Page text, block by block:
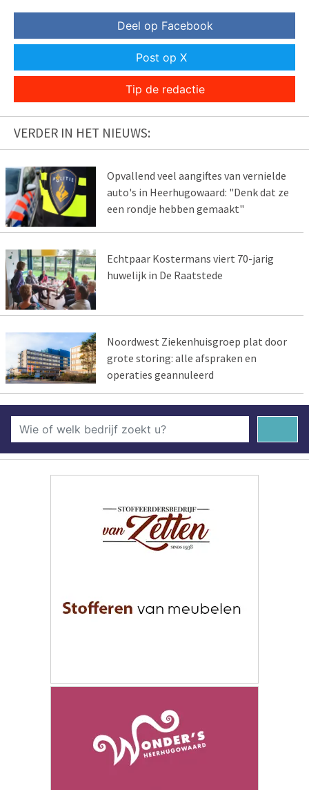
Deel op Facebook
Post op X
Tip de redactie
VERDER IN HET NIEUWS:
Opvallend veel aangiftes van vernielde
auto's in Heerhugowaard: "Denk dat ze
een rondje hebben gemaakt"
Echtpaar Kostermans viert 70-jarig
huwelijk in De Raatstede
Noordwest Ziekenhuisgroep plat door
grote storing: alle afspraken en
operaties geannuleerd